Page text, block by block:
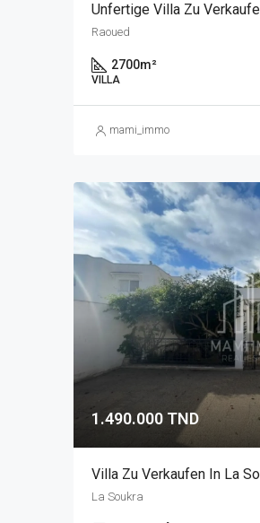
Raoued
2700m²
VILLA
mami_immo
1.490.000 TND
La Soukra